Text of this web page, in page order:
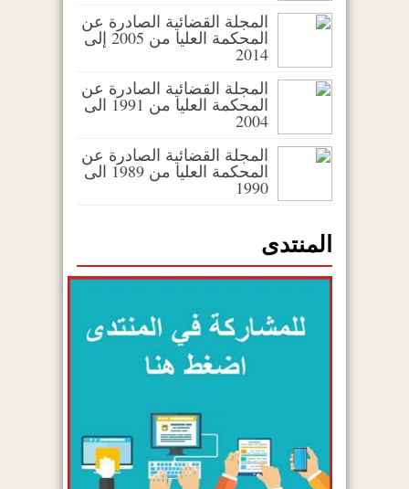
المجلة القضائية الصادرة عن
المحكمة العليا من 2005 إلى
2014
المجلة القضائية الصادرة عن
المحكمة العليا من 1991 الى
2004
المجلة القضائية الصادرة عن
المحكمة العليا من 1989 الى
1990
المنتدى